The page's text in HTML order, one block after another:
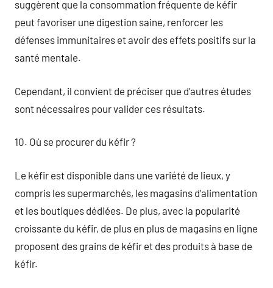
suggèrent que la consommation fréquente de kéfir
peut favoriser une digestion saine, renforcer les
défenses immunitaires et avoir des effets positifs sur la
santé mentale.
Cependant, il convient de préciser que d’autres études
sont nécessaires pour valider ces résultats.
10. Où se procurer du kéfir ?
Le kéfir est disponible dans une variété de lieux, y
compris les supermarchés, les magasins d’alimentation
et les boutiques dédiées. De plus, avec la popularité
croissante du kéfir, de plus en plus de magasins en ligne
proposent des grains de kéfir et des produits à base de
kéfir.